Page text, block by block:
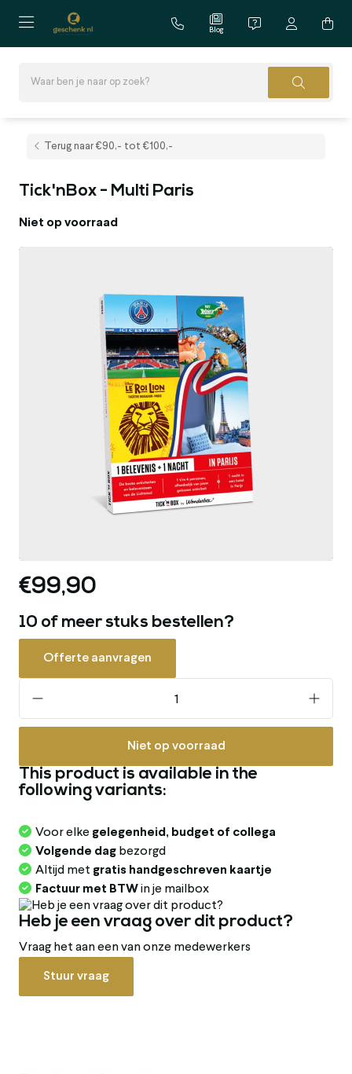
Blog
Terug naar €90,- tot €100,-
Tick'nBox - Multi Paris
Niet op voorraad
€99,90
10 of meer stuks bestellen?
Offerte aanvragen
Niet op voorraad
This product is available in the
following variants:
Voor elke gelegenheid, budget of collega
Volgende dag bezorgd
Altijd met gratis handgeschreven kaartje
Factuur met BTW in je mailbox
Heb je een vraag over dit product?
Vraag het aan een van onze medewerkers
Stuur vraag